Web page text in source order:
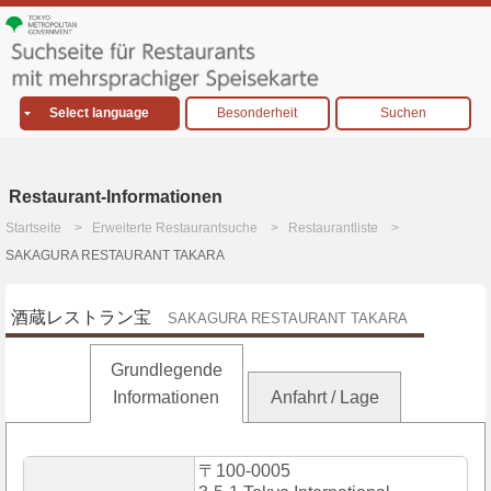
Select language Besonderheit Suchen
Restaurant-Informationen
Startseite Erweiterte Restaurantsuche
Restaurantliste
SAKAGURA RESTAURANT TAKARA
酒蔵レストラン宝 SAKAGURA RESTAURANT TAKARA
Grundlegende
Informationen
Anfahrt / Lage
〒100-0005